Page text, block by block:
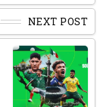
NEXT POST